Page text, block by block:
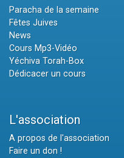
Paracha de la semaine
Fêtes Juives
News
Cours Mp3-Vidéo
Yéchiva Torah-Box
Dédicacer un cours
L'association
A propos de l'association
Faire un don !